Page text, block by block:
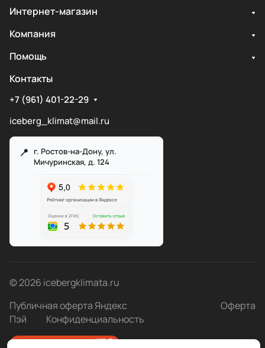
Интернет-магазин
Компания
Помощь
Контакты
+7 (961) 401-22-29
iceberg_klimat@mail.ru
г. Ростов-на-Дону, ул.
Мичуринская, д. 124
© 2026 icebergklimata.ru
Публичная оферта Яндекс
Пэй
Конфиденциальность
Оферта